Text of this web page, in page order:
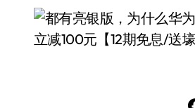
立减100元【12期免息/送